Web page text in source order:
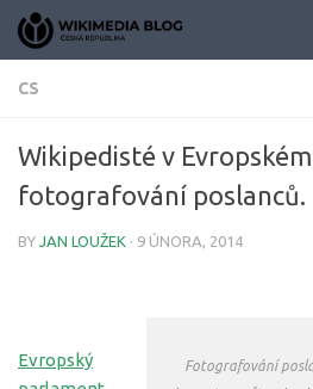
Skip to content
CS
Wikipedisté v
fotografování poslanců.
BY JAN LOUŽEK · 9 ÚNORA, 2014
Fotografování
Evropský